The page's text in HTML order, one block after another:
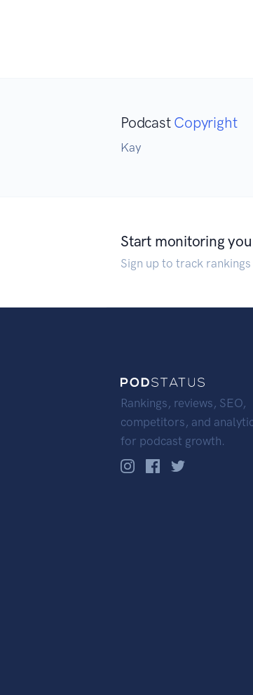
Podcast Copyright
Kay
Start monitoring
Sign up to track
Rankings, reviews, SEO,
competitors, and
for podcast growth.